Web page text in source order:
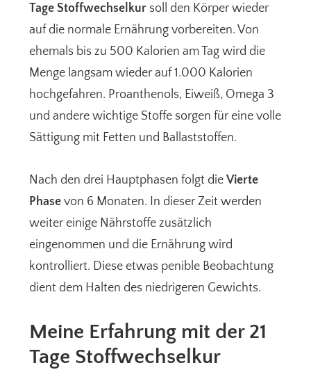
Tage Stoffwechselkur soll den Körper wieder
auf die normale Ernährung vorbereiten. Von
ehemals bis zu 500 Kalorien am Tag wird die
Menge langsam wieder auf 1.000 Kalorien
hochgefahren. Proanthenols, Eiweiß, Omega 3
und andere wichtige Stoffe sorgen für eine volle
Sättigung mit Fetten und Ballaststoffen.
Nach den drei Hauptphasen folgt dieVierte
Phase von 6 Monaten. In dieser Zeit werden
weiter einige Nährstoffe zusätzlich
eingenommen und die Ernährung wird
kontrolliert. Diese etwas penible Beobachtung
dient dem Halten des niedrigeren Gewichts.
Meine Erfahrung mit der 21
Tage Stoffwechselkur